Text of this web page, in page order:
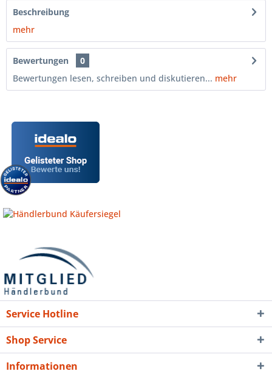
Beschreibung
mehr
Bewertungen
0
Bewertungen lesen, schreiben und diskutieren... mehr
Service Hotline
Shop Service
Informationen